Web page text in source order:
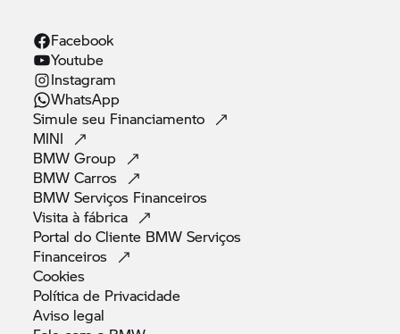
Facebook
Youtube
Instagram
WhatsApp
Simule seu Financiamento
MINI
BMWGroup
BMWCarros
BMW Serviços Financeiros
Visita àfábrica
Portal do Cliente BMW Serviços
Financeiros
Cookies
Política de Privacidade
Aviso legal